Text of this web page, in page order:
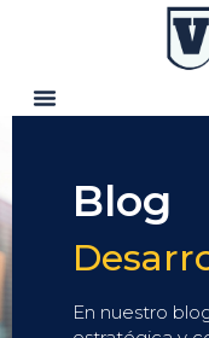
Blog
En nuestro